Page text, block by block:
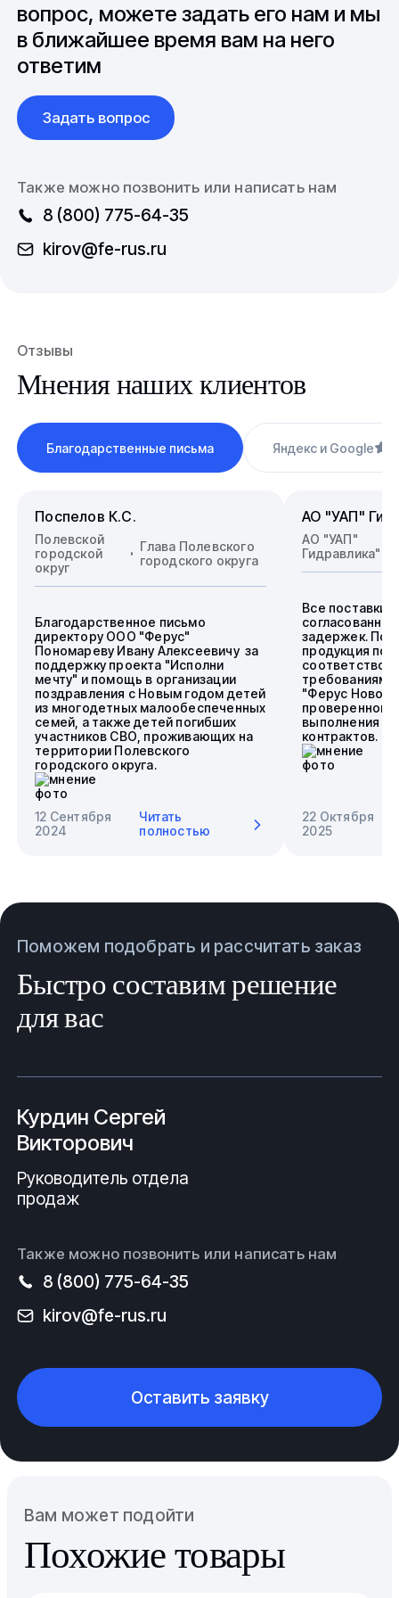
вопрос, можете задать его нам и мы
в ближайшее время вам на него
ответим
Задать вопрос
Также можно позвонить или написать нам
8 (800) 775-64-35
kirov@fe-rus.ru
Отзывы
Мнения наших клиентов
Благодарственные письма Яндекс и Google
Поспелов К.С.
Полевской
городской
округ
Глава Полевского
городского округа
Благодарственное письмо
директору ООО "Ферус"
Пономареву Ивану Алексеевичу за
поддержку проекта "Исполни
мечту" и помощь в организации
поздравления с Новым годом детей
из многодетных малообеспеченных
семей, а также детей погибших
участников СВО, проживающих на
территории Полевского
городского округа.
12 Сентября
2024
Читать
полностью
АО "УАП"
АО "УАП"
Гидравлика"
Все поставки
задержек.
продукция
требованиям.
"Ферус
проверенного
выполнения
контрактов.
22 Октября
2025
Поможем подобрать и рассчитать заказ
Быстро составим решение
для вас
Курдин Сергей
Викторович
Руководитель отдела
продаж
Также можно позвонить или написать нам
8 (800) 775-64-35
kirov@fe-rus.ru
Оставить заявку
Вам может подойти
Похожие товары